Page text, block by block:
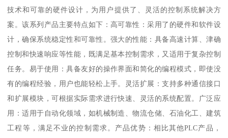
技术和可靠的硬件设计，为用户提供了、灵活的控制系统解决方
案。该系列产品主要特点如下：高可靠性：采用了的硬件和软件设
计，确保系统稳定性和可靠性。强大的性能：具备高速计算、津确
控制和快速响应等性能，既满足基本控制需求，又适用于复杂控制
任务。易于使用：具备友好的操作界面和简化的编程模式，即使没
有的编程经验，用户也能轻松上手。灵活扩展：支持多种通信接口
和扩展模块，可根据实际需求进行快速、灵活的系统配置。广泛应
用：适用于自动化领域，如机械制造、物流仓储、石油化工、建筑
工程等，满足不业的控制需求。产品优势：相比其他PLC产品，